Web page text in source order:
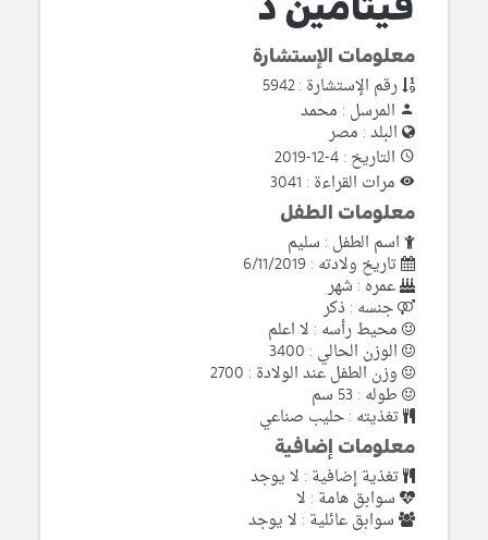
معلومات الإستشارة
رقم الإستشارة : 5942
المرسل : محمد
البلد : مصر
التاريخ : 4-12-2019
مرات القراءة : 3041
معلومات الطفل
اسم الطفل : سليم
تاريخ ولادته : 6/11/2019
عمره : شهر
جنسه : ذكر
محيط رأسه : لا اعلم
الوزن الحالي : 3400
وزن الطفل عند الولادة : 2700
طوله : 53 سم
تغذيته : حليب صناعي
معلومات إضافية
تغذية إضافية : لا يوجد
سوابق هامة : لا
سوابق عائلية : لا يوجد